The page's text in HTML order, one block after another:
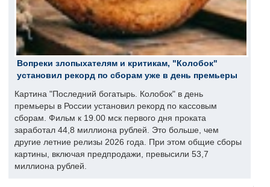
Вопреки злопыхателям и критикам, "Колобок"
установил рекорд по сборам уже в день премьеры
Картина "Последний богатырь. Колобок" в день
премьеры в России установил рекорд по кассовым
сборам. Фильм к 19.00 мск первого дня проката
заработал 44,8 миллиона рублей. Это больше, чем
другие летние релизы 2026 года. При этом общие сборы
картины, включая предпродажи, превысили 53,7
миллиона рублей.